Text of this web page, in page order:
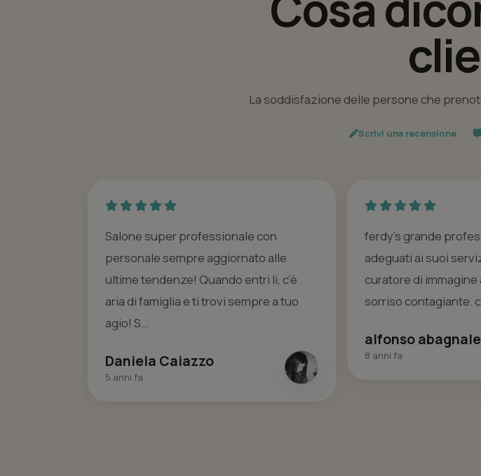
La soddisfazione delle persone che
Scrivi una recensione
Salone super professionale con
personale sempre aggiornato alle
ultime tendenze! Quando entri li, c’è
aria di famiglia e ti trovi sempre a tuo
agio! S...
Daniela Caiazzo
5 anni fa
ferdy's grande
adeguati ai suoi
curatore di immagine
sorriso contagiante.
alfonso abagnale
8 anni fa